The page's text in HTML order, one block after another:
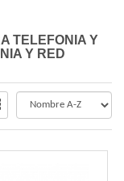
TELEFONIA Y
Y RED